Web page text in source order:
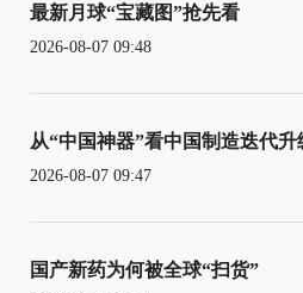
最新月球“宝藏图”抢先看
2026-08-07 09:48
从“中国神器”看中国制造迭代升
2026-08-07 09:47
国产新药为何被全球“扫货”